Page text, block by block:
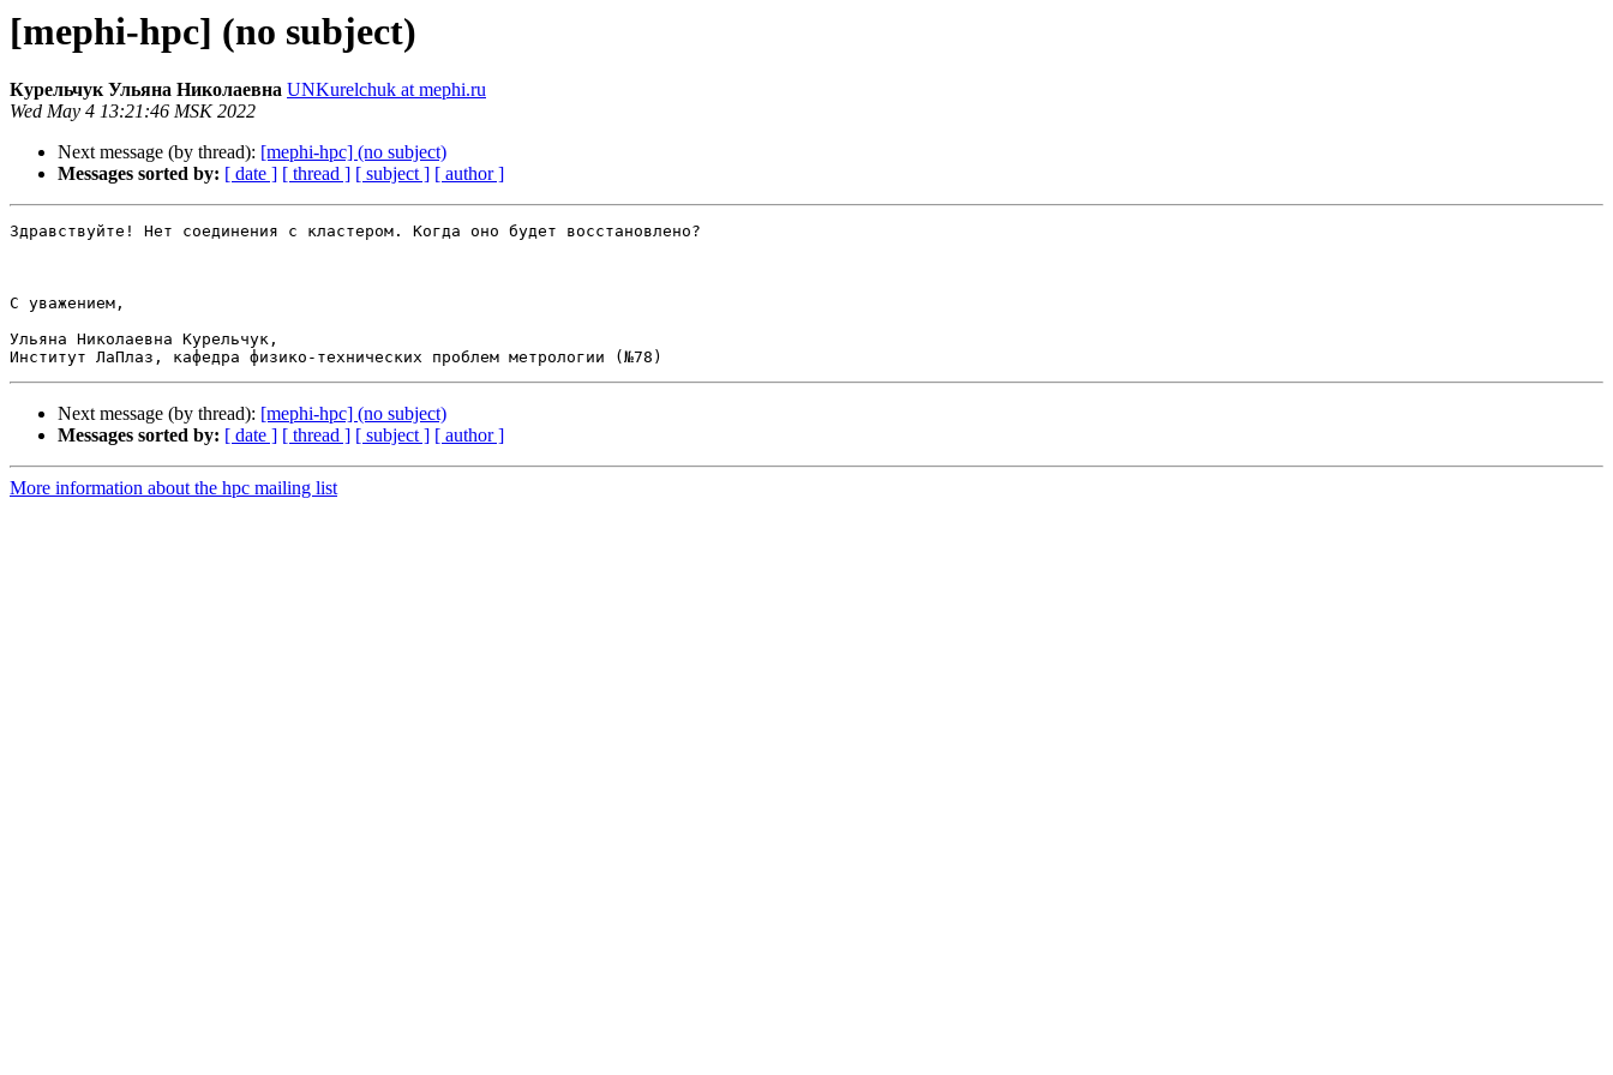
[mephi-hpc] (no subject)
Курельчук Ульяна Николаевна UNKurelchuk at mephi.ru
Wed May 4 13:21:46 MSK 2022
Next message (by thread): [mephi-hpc] (no subject)
Messages sorted by: [ date ] [ thread ] [ subject ] [ author ]
Здравствуйте! Нет соединения с кластером. Когда оно будет восстановлено?
С уважением,
Ульяна Николаевна Курельчук,
Next message (by thread): [mephi-hpc] (no subject)
Messages sorted by: [ date ] [ thread ] [ subject ] [ author ]
More information about the hpc mailing list